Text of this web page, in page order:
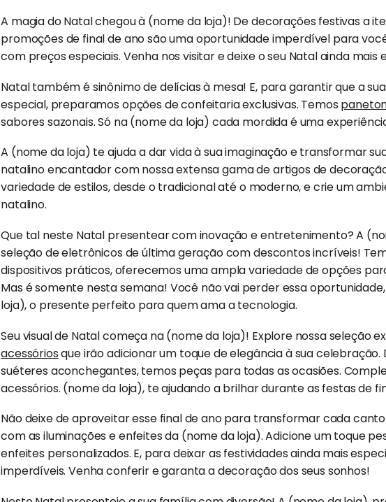
A magia do Natal chegou à (nome da loja)! De decorações festivas a
promoções de final de ano são uma oportunidade imperdível para
com preços especiais. Venha nos visitar e deixe o seu Natal ainda mais
Natal também é sinônimo de delícias à mesa! E, para garantir que a
especial, preparamos opções de confeitaria exclusivas. Temos
sabores sazonais. Só na (nome da loja) cada mordida é uma
A (nome da loja) te ajuda a dar vida à sua imaginação e transformar
natalino encantador com nossa extensa gama de artigos de
variedade de estilos, desde o tradicional até o moderno, e crie um
natalino.
Que tal neste Natal presentear com inovação e entretenimento? A
seleção de eletrônicos de última geração com descontos incríveis!
dispositivos práticos, oferecemos uma ampla variedade de opções
Mas é somente nesta semana! Você não vai perder essa
loja), o presente perfeito para quem ama a tecnologia.
Seu visual de Natal começa na (nome da loja)! Explore nossa seleção
acessóriosque irão adicionar um toque de elegância à sua celebração.
suéteres aconchegantes, temos peças para todas as ocasiões.
acessórios. (nome da loja), te ajudando a brilhar durante as festas de
Não deixe de aproveitar esse final de ano para transformar cada
com as iluminações e enfeites da (nome da loja). Adicione um toque
enfeites personalizados. E, para deixar as festividades ainda mais
imperdíveis. Venha conferir e garanta a decoração dos seus sonhos!